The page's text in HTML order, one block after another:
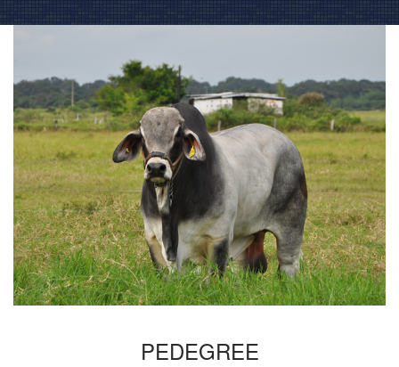
CONTACTO
BÚSQUEDA EN EL SITIO
PEDEGREE